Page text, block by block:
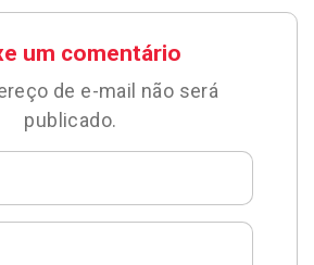
um comentário
de e-mail não será
publicado.